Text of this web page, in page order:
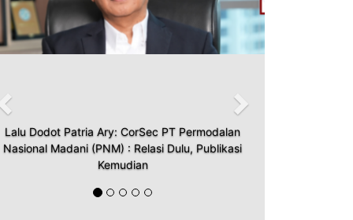
Lalu Dodot Patria Ary: CorSec PT Permodalan
Nasional Madani (PNM) : Relasi Dulu, Publikasi
Kemudian